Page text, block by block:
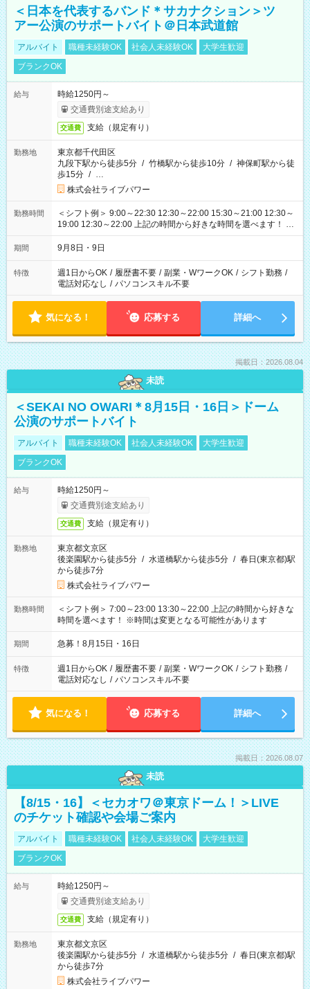
＜日本を代表するバンド＊サカナクション＞ツ
アー公演のサポートバイト＠日本武道館
アルバイト 職種未経験OK 社会人未経験OK
大学生歓迎
ブランクOK
給与
時給1250円～
交通費別途支給あり
交通費 支給（規定有り）
勤務地
東京都千代田区
九段下駅から徒歩5分 / 竹橋駅から徒歩10分 / 神保町駅から徒
歩15分 / …
株式会社ライブパワー
勤務時間
＜シフト例＞ 9:00～22:30 12:30～22:00 15:30～21:00 12:30～
19:00 12:30～22:00 上記の時間から好きな時間を選べます！ ※
時間は変更となる可能性があります
期間 9月8日・9日
特徴 週1日からOK / 履歴書不要 / 副業・WワークOK / シフト勤務 /
電話対応なし / パソコンスキル不要
気になる！ 応募する 詳細へ
掲載日：2026.08.04
未読
＜SEKAI NO OWARI＊8月15日・16日＞ドーム
公演のサポートバイト
アルバイト 職種未経験OK 社会人未経験OK
大学生歓迎
ブランクOK
給与
時給1250円～
交通費別途支給あり
交通費 支給（規定有り）
勤務地
東京都文京区
後楽園駅から徒歩5分 / 水道橋駅から徒歩5分 / 春日(東京都)駅
から徒歩7分
株式会社ライブパワー
勤務時間
＜シフト例＞ 7:00～23:00 13:30～22:00 上記の時間から好きな
時間を選べます！ ※時間は変更となる可能性があります
期間 急募！8月15日・16日
特徴 週1日からOK / 履歴書不要 / 副業・WワークOK / シフト勤務 /
電話対応なし / パソコンスキル不要
気になる！ 応募する 詳細へ
掲載日：2026.08.07
未読
【8/15・16】＜セカオワ＠東京ドーム！＞LIVE
のチケット確認や会場ご案内
アルバイト 職種未経験OK 社会人未経験OK
大学生歓迎
ブランクOK
給与
時給1250円～
交通費別途支給あり
交通費 支給（規定有り）
勤務地
東京都文京区
後楽園駅から徒歩5分 / 水道橋駅から徒歩5分 / 春日(東京都)駅
から徒歩7分
株式会社ライブパワー